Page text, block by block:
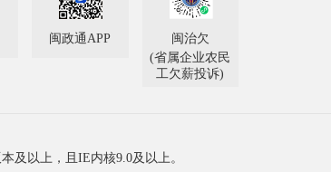
闽政通APP
闽治欠
(省属企业农民
工欠薪投诉)
及以上，且IE内核9.0及以上。